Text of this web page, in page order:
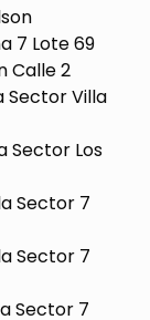
7 Lote 69
Calle 2
Sector Villa
Sector Los
Sector 7
Sector 7
Sector 7